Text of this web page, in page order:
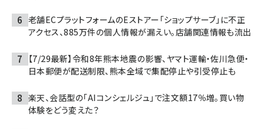
老舗ECプラットフォームのEストアー「ショップサーブ」に不正
アクセス、885万件の個人情報が漏えい。店舗関連情報も流出
【7/29最新】令和8年熊本地震の影響、ヤマト運輸・佐川急便・
日本郵便が配送制限、熊本全域で集配停止や引受停止も
楽天、会話型の「AIコンシェルジュ」で注文額17％増。買い物
体験をどう変えた？